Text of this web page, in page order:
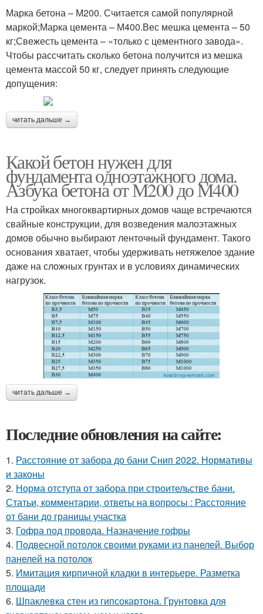
Марка бетона – М200. Считается самой популярной
маркой;Марка цемента – М400.Вес мешка цемента – 50
кг;Свежесть цемента – «только с цементного завода».
Чтобы рассчитать сколько бетона получится из мешка
цемента массой 50 кг, следует принять следующие
допущения:
читать дальше →
Какой бетон нужен для
фундамента одноэтажного дома.
Азбука бетона от М200 до М400
На стройках многоквартирных домов чаще встречаются
свайные конструкции, для возведения малоэтажных
домов обычно выбирают ленточный фундамент. Такого
основания хватает, чтобы удерживать нетяжелое здание
даже на сложных грунтах и в условиях динамических
нагрузок.
читать дальше →
Последние обновления на сайте:
1. Расстояние от забора до бани Снип 2022. Нормативы
и законы
2. Норма отступа от забора при строительстве бани.
Статьи, комментарии, ответы на вопросы : Расстояние
от бани до границы участка
3. Гофра под провода. Назначение гофры
4. Подвесной потолок своими руками из панелей. Выбор
панелей на потолок
5. Имитация кирпичной кладки в интерьере. Разметка
площади
6. Шпаклевка стен из гипсокартона. Грунтовка для